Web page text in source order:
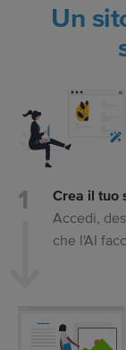
Un
Crea il tuo
Accedi,
che l'AI